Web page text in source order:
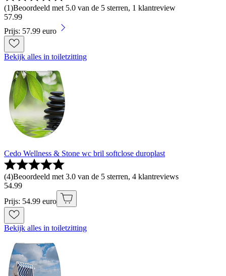
(1)Beoordeeld met 5.0 van de 5 sterren, 1 klantreview
57.99
Prijs: 57.99 euro
Bekijk alles in toiletzitting
Cedo Wellness & Stone wc bril softclose duroplast
(4)Beoordeeld met 3.0 van de 5 sterren, 4 klantreviews
54.99
Prijs: 54.99 euro
Bekijk alles in toiletzitting